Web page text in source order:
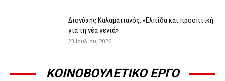
Διονύσης Καλαματιανός: «Ελπίδα και προοπτική
για τη νέα γενιά»
23 Ιουλίου, 2026
ΚΟΙΝΟΒΟΥΛΕΤΙΚΟ ΕΡΓΟ